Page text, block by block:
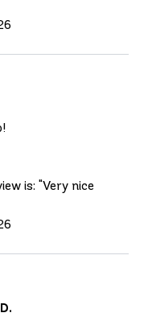
is: "Very nice